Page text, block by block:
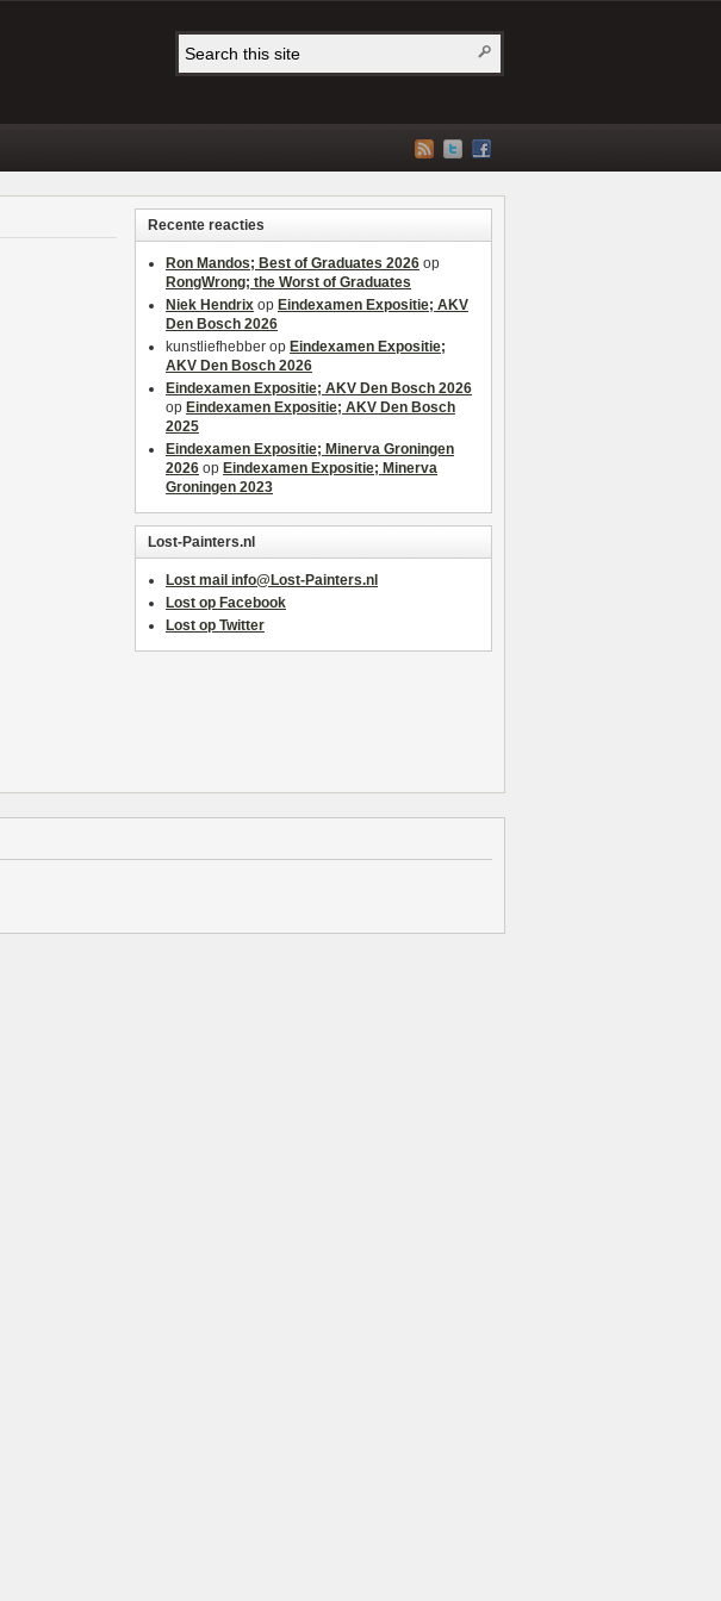
Recente reacties
Ron Mandos; Best of Graduates 2026 op
RongWrong; the Worst of Graduates
Niek Hendrix op Eindexamen Expositie; AKV
Den Bosch 2026
kunstliefhebber op Eindexamen Expositie;
AKV Den Bosch 2026
Eindexamen Expositie; AKV Den Bosch 2026
op Eindexamen Expositie; AKV Den Bosch
2025
Eindexamen Expositie; Minerva Groningen
2026 op Eindexamen Expositie; Minerva
Groningen 2023
Lost-Painters.nl
Lost mail info@Lost-Painters.nl
Lost op Facebook
Lost op Twitter